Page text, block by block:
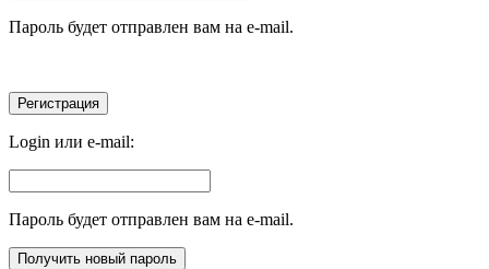
Пароль будет отправлен вам на e-mail.
Login или e-mail:
Пароль будет отправлен вам на e-mail.